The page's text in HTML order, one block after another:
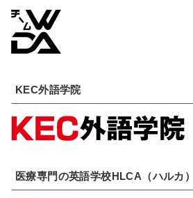
KEC外語学院
医療専門の英語学校HLCA（ハルカ）